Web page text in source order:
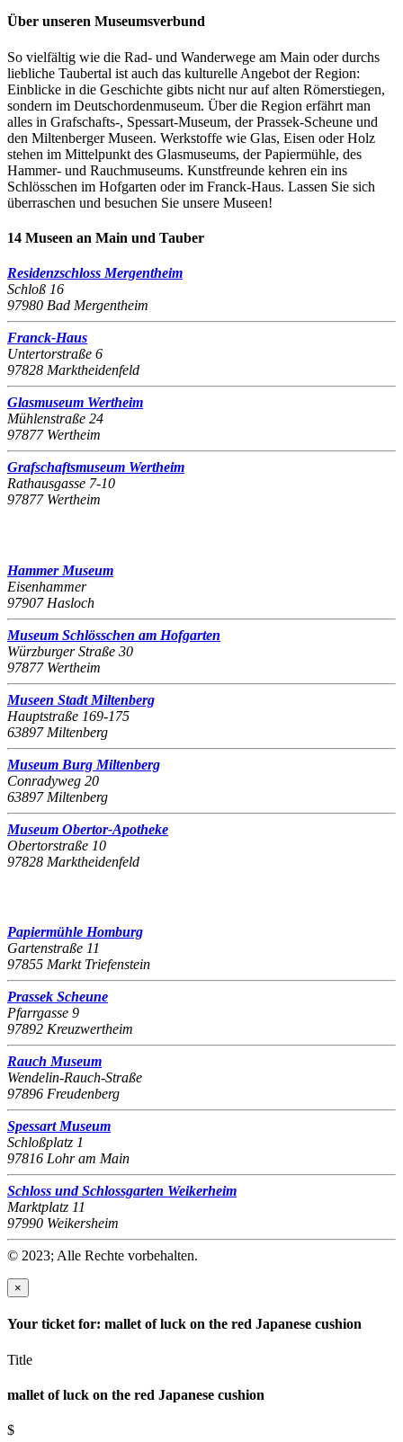
Über unseren Museumsverbund
So vielfältig wie die Rad- und Wanderwege am Main oder durchs
liebliche Taubertal ist auch das kulturelle Angebot der Region:
Einblicke in die Geschichte gibts nicht nur auf alten Römerstiegen,
sondern im Deutschordenmuseum. Über die Region erfährt man
alles in Grafschafts-, Spessart-Museum, der Prassek-Scheune und
den Miltenberger Museen. Werkstoffe wie Glas, Eisen oder Holz
stehen im Mittelpunkt des Glasmuseums, der Papiermühle, des
Hammer- und Rauchmuseums. Kunstfreunde kehren ein ins
Schlösschen im Hofgarten oder im Franck-Haus. Lassen Sie sich
überraschen und besuchen Sie unsere Museen!
14 Museen an Main und Tauber
Residenzschloss Mergentheim
Schloß 16
97980 Bad Mergentheim
Franck-Haus
Untertorstraße 6
97828 Marktheidenfeld
Glasmuseum Wertheim
Mühlenstraße 24
97877 Wertheim
Grafschaftsmuseum Wertheim
Rathausgasse 7-10
97877 Wertheim
Hammer Museum
Eisenhammer
97907 Hasloch
Museum Schlösschen am Hofgarten
Würzburger Straße 30
97877 Wertheim
Museen Stadt Miltenberg
Hauptstraße 169-175
63897 Miltenberg
Museum Burg Miltenberg
Conradyweg 20
63897 Miltenberg
Museum Obertor-Apotheke
Obertorstraße 10
97828 Marktheidenfeld
Papiermühle Homburg
Gartenstraße 11
97855 Markt Triefenstein
Prassek Scheune
Pfarrgasse 9
97892 Kreuzwertheim
Rauch Museum
Wendelin-Rauch-Straße
97896 Freudenberg
Spessart Museum
Schloßplatz 1
97816 Lohr am Main
Schloss und Schlossgarten Weikerheim
Marktplatz 11
97990 Weikersheim
© 2023; Alle Rechte vorbehalten.
×
Your ticket for: mallet of luck on the red Japanese cushion
Title
mallet of luck on the red Japanese cushion
$